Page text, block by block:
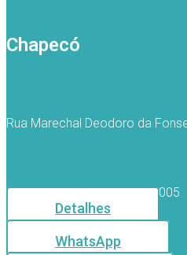
Chapecó
Rua Marechal Deodoro da
(49)3319-9443 | (49)9141-5005
Detalhes
WhatsApp